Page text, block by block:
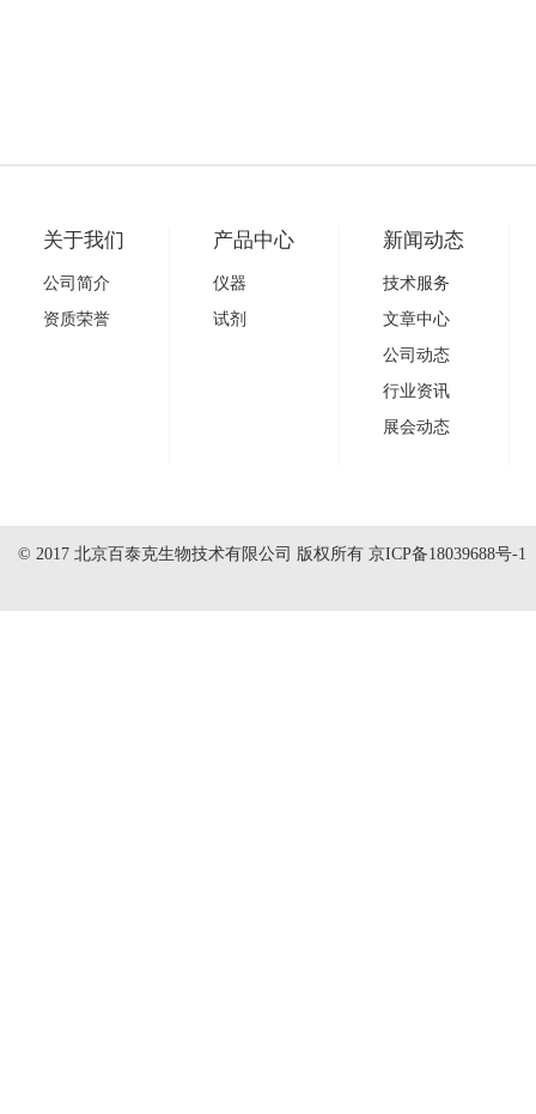
关于我们
公司简介
资质荣誉
产品中心
仪器
试剂
新闻动态
技术服务
文章中心
公司动态
行业资讯
展会动态
© 2017 北京百泰克生物技术有限公司 版权所有 京ICP备18039688号-1